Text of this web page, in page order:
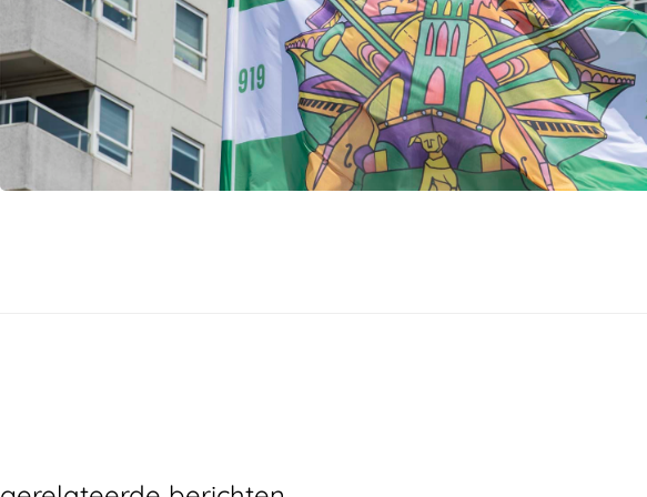
‘Jazz in Rotterdam, de geschiedenis van
grotestadscultuur’ is een vuistdik naslagwerk van
Hans Zirkzee.